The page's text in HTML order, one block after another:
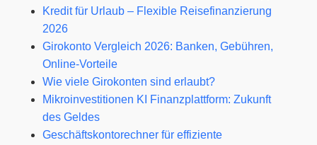
Kredit für Urlaub – Flexible Reisefinanzierung
2026
Girokonto Vergleich 2026: Banken, Gebühren,
Online-Vorteile
Wie viele Girokonten sind erlaubt?
Mikroinvestitionen KI Finanzplattform: Zukunft
des Geldes
Geschäftskontorechner für effiziente